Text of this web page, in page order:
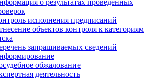
о результатах проведенных
исполнения предписаний
объектов контроля к категориям
запрашиваемых сведений
обжалование
деятельность